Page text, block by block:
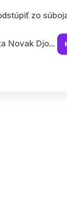
zo
Novak Djo...